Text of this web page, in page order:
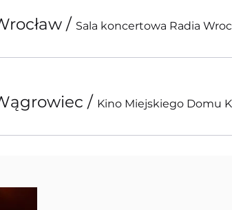
/ Sala koncertowa Radia
/ Kino Miejskiego Domu